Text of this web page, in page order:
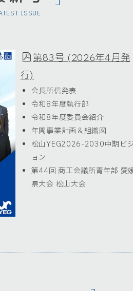
ISSUE
第83号 (2026年4月発
行)
会長所信発表
令和8年度執行部
令和8年度委員会紹介
年間事業計画＆組織図
松山YEG2026-2030中期ビ
ョン
第44回 商工会議所青年部 愛
県大会 松山大会